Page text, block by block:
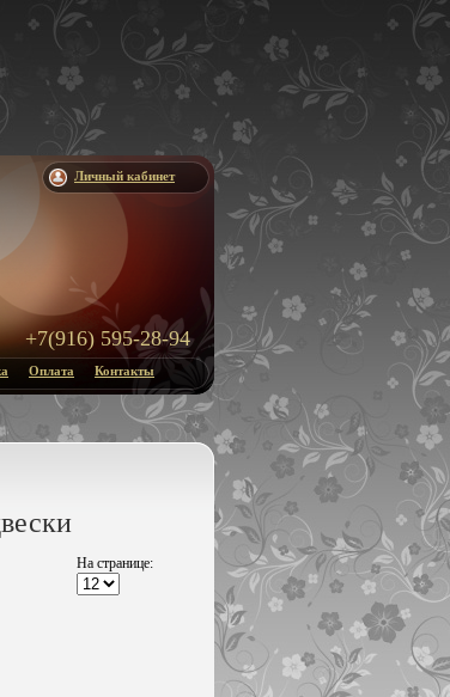
+7(916) 595-28-94
Оплата Контакты
На странице:
Личный кабинет